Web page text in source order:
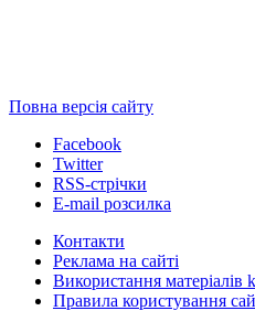
Повна версія сайту
Facebook
Twitter
RSS-стрічки
E-mail розсилка
Контакти
Реклама на сайті
Використання матеріалів
Правила користування